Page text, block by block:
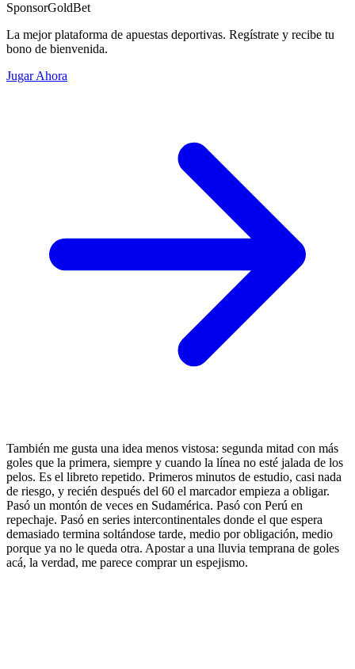
SponsorGoldBet
La mejor plataforma de apuestas deportivas. Regístrate y recibe tu
bono de bienvenida.
Jugar Ahora
También me gusta una idea menos vistosa: segunda mitad con más
goles que la primera, siempre y cuando la línea no esté jalada de los
pelos. Es el libreto repetido. Primeros minutos de estudio, casi nada
de riesgo, y recién después del 60 el marcador empieza a obligar.
Pasó un montón de veces en Sudamérica. Pasó con Perú en
repechaje. Pasó en series intercontinentales donde el que espera
demasiado termina soltándose tarde, medio por obligación, medio
porque ya no le queda otra. Apostar a una lluvia temprana de goles
acá, la verdad, me parece comprar un espejismo.